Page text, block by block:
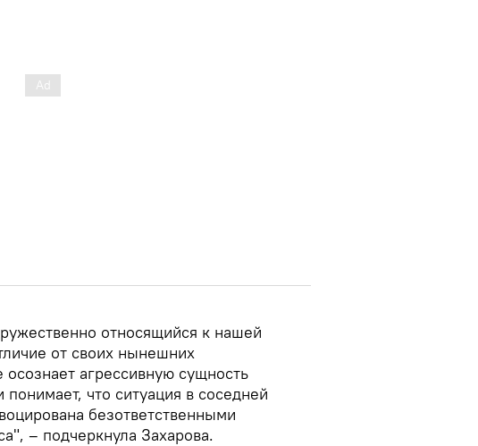
относящийся к нашей
от своих нынешних
агрессивную сущность
что ситуация в соседней
безответственными
– подчеркнула Захарова.